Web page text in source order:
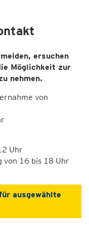
ersuchen
Möglichkeit zur
nehmen.
von
Uhr
von 16 bis 18 Uhr
ausgewählte